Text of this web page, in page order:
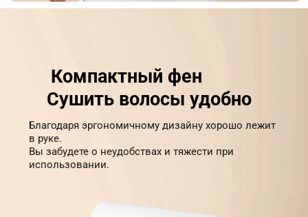
Компактный фен
Сушить волосы удобно
Благодаря эргономичному дизайну хорошо лежит
в руке.
Вы забудете о неудобствах и тяжести при
использовании.